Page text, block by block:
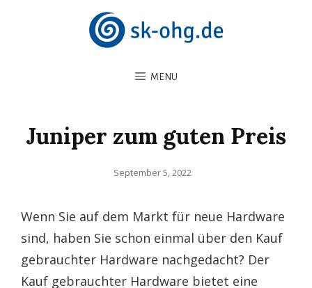
MENU
Juniper zum guten Preis
Posted
September 5, 2022
Wenn Sie auf dem Markt für neue Hardware
sind, haben Sie schon einmal über den Kauf
gebrauchter Hardware nachgedacht? Der
Kauf gebrauchter Hardware bietet eine